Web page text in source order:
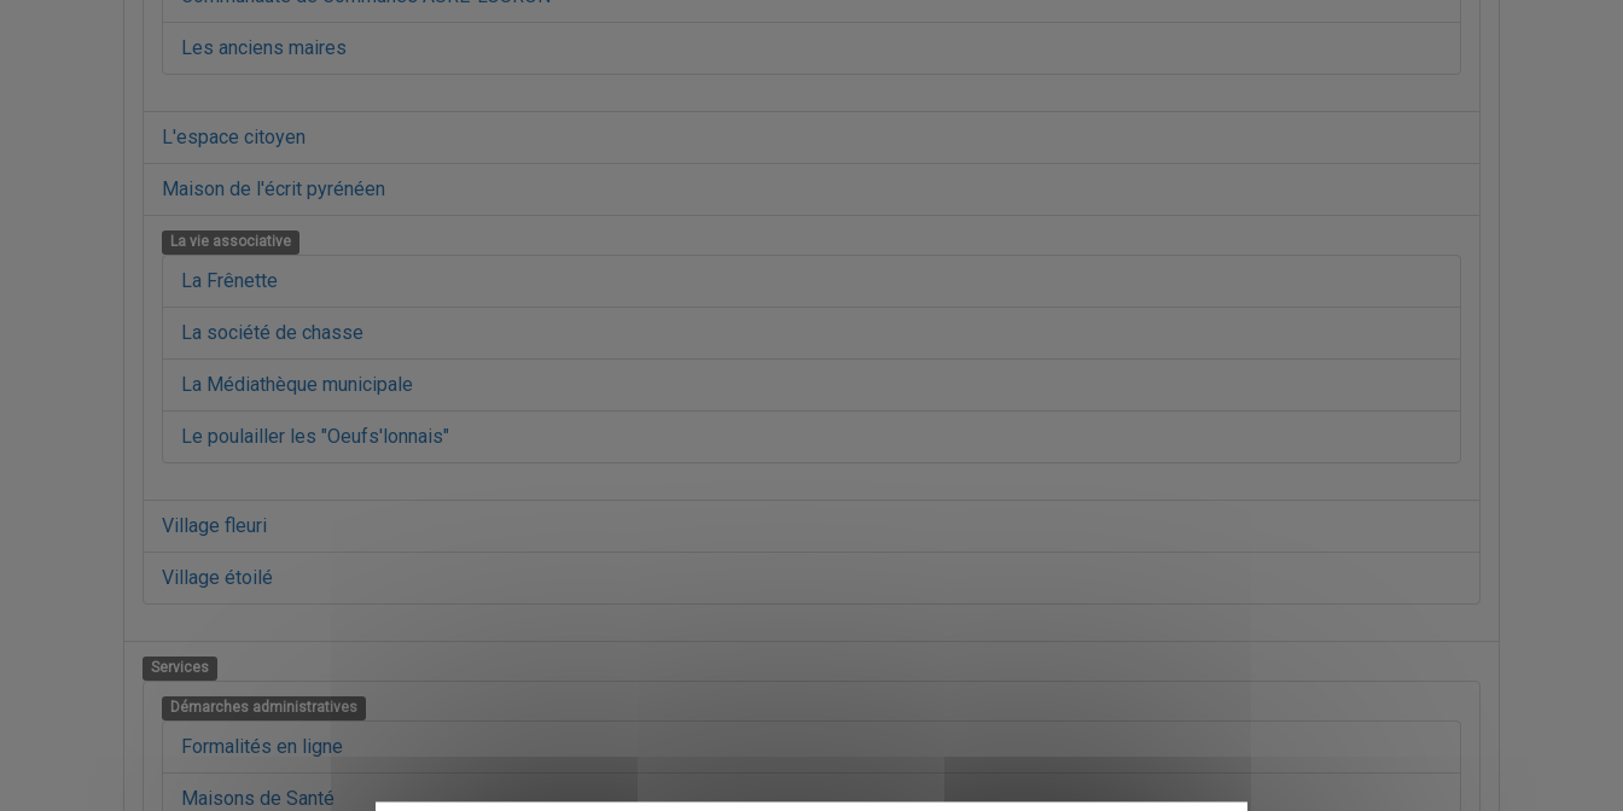
Les anciens maires
L'espace citoyen
Maison de l'écrit pyrénéen
La vie associative
La Frênette
La société de chasse
La Médiathèque municipale
Le poulailler les "Oeufs'lonnais"
Village fleuri
Village étoilé
Services
Démarches administratives
Formalités en ligne
Maisons de Santé